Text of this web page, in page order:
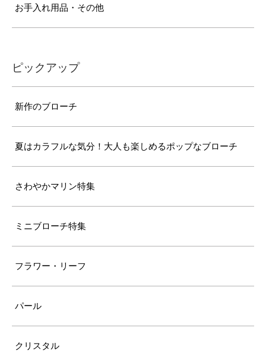
お手入れ用品・その他
ピックアップ
新作のブローチ
夏はカラフルな気分！大人も楽しめるポップなブローチ
さわやかマリン特集
ミニブローチ特集
フラワー・リーフ
パール
クリスタル